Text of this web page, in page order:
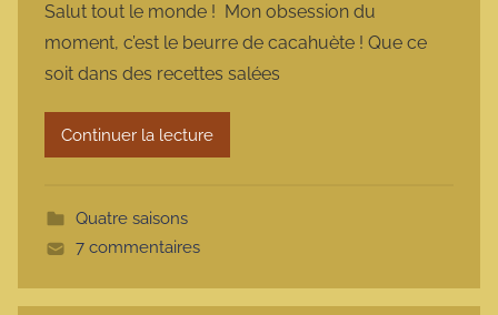
r
m
a
r
m
Salut tout le monde ! Mon obsession du
moment, c’est le beurre de cacahuète ! Que ce
soit dans des recettes salées
Continuer la lecture
Quatre saisons
7 commentaires